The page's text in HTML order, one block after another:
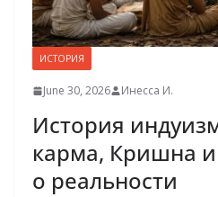
ИСТОРИЯ
June 30, 2026 Инесса И.
История
карма, Кришна
о реальности